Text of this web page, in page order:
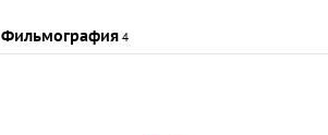
Фильмография 4